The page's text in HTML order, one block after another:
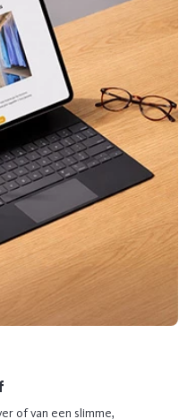
of van een slimme,